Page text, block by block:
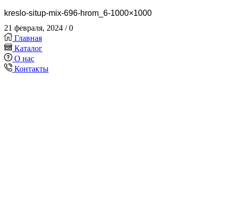
kreslo-situp-mix-696-hrom_6-1000×1000
21 февраля, 2024 / 0
Главная
Каталог
О нас
Контакты